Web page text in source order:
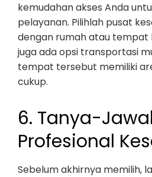
kemudahan akses Anda
pelayanan. Pilihlah pusat
dengan rumah atau tempat
juga ada opsi transportasi
tempat tersebut memiliki
cukup.
6. Tanya-
Profesional
Sebelum akhirnya memilih,